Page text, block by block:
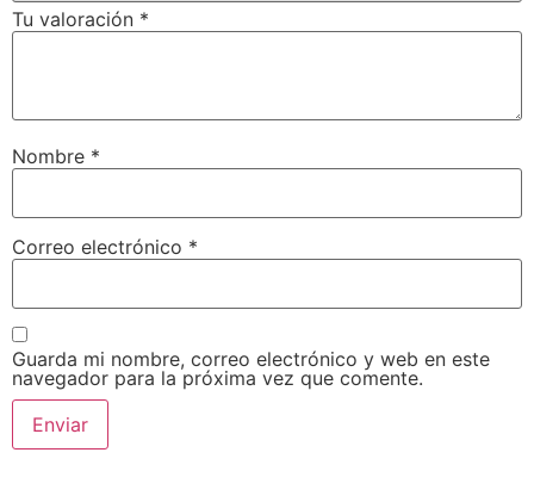
Tu valoración *
Nombre *
Correo electrónico *
Guarda mi nombre, correo electrónico y web en este
navegador para la próxima vez que comente.